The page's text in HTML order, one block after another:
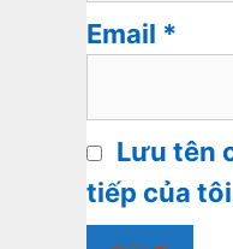
Email *
Lưu tên
tiếp của